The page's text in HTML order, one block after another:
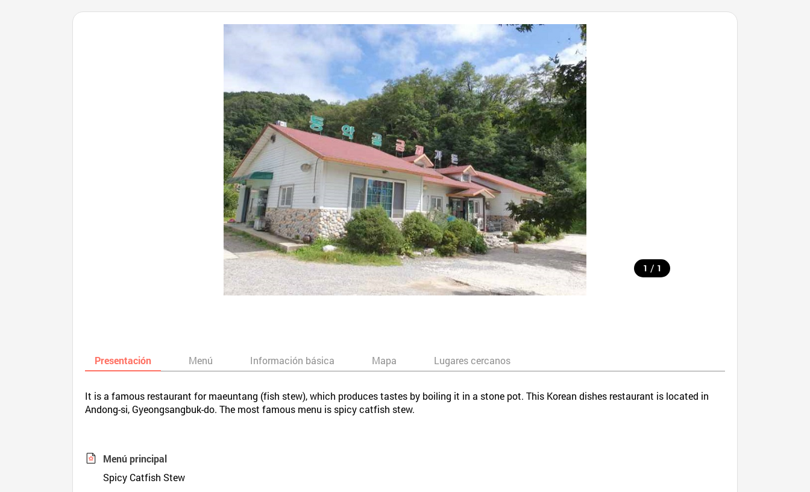
1 / 1
Presentación Menú Información básica Mapa Lugares cercanos
It is a famous restaurant for maeuntang (fish stew), which produces tastes by boiling it in a stone pot. This Korean dishes restaurant is located in
Andong-si, Gyeongsangbuk-do. The most famous menu is spicy catfish stew.
Menú principal
Spicy Catfish Stew